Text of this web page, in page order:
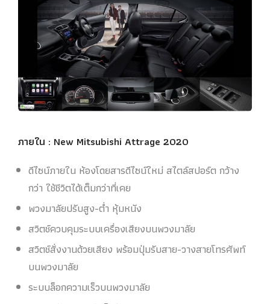
ภายใน : New Mitsubishi Attrage 2020
ดีไซน์ภายใน ห้องโดยสารดีไซน์ใหม่ สไตล์สปอร์ต กว้าง
กว่า ใช้ชีวิตได้เต็มกว่าที่เคย
พวงมาลัยปรับสูง-ต่ำ หุ้มหนัง
สวิตช์ควบคุมระบบเครื่องเสียงบนพวงมาลัย
สวิตช์สั่งงานด้วยเสียง พร้อมปุ่มรับสาย-วางสายโทรศัพท์
บนพวงมาลัย
ระบบล็อกความเร็วบนพวงมาลัย